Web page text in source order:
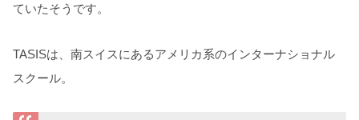
ていたそうです。
TASISは、南スイスにあるアメリカ系のインターナショナル
スクール。